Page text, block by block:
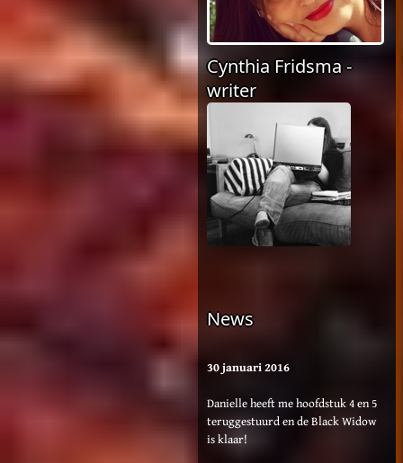
Cynthia Fridsma -
writer
News
30 januari 2016
Danielle heeft me hoofdstuk 4 en 5
teruggestuurd en de Black Widow
is klaar!